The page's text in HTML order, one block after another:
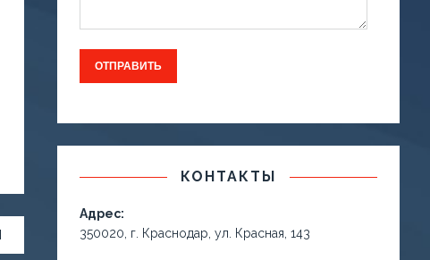
КОНТАКТЫ
Адрес:
350020, г. Краснодар, ул. Красная, 143